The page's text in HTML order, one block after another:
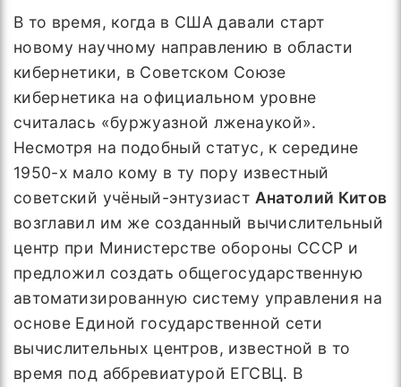
В то время, когда в США давали старт
новому научному направлению в области
кибернетики, в Советском Союзе
кибернетика на официальном уровне
считалась «буржуазной лженаукой».
Несмотря на подобный статус, к середине
1950-х мало кому в ту пору известный
советский учёный-энтузиаст Анатолий Китов
возглавил им же созданный вычислительный
центр при Министерстве обороны СССР и
предложил создать общегосударственную
автоматизированную систему управления на
основе Единой государственной сети
вычислительных центров, известной в то
время под аббревиатурой ЕГСВЦ. В